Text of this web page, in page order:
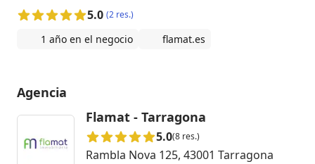
5.0 (2 res.)
1 año en el negocio flamat.es
Agencia
Flamat - Tarragona
5.0(8 res.)
Rambla Nova 125, 43001 Tarragona